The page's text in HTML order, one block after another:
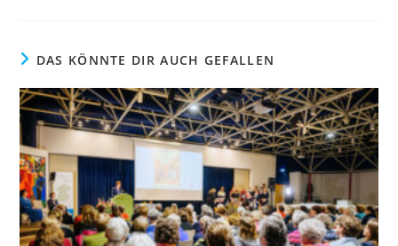
DAS KÖNNTE DIR AUCH GEFALLEN